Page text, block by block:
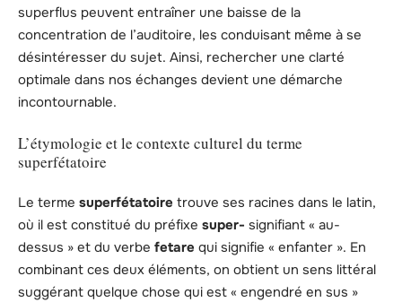
superflus peuvent entraîner une baisse de la
concentration de l’auditoire, les conduisant même à se
désintéresser du sujet. Ainsi, rechercher une clarté
optimale dans nos échanges devient une démarche
incontournable.
L’étymologie et le contexte culturel du terme
superfétatoire
Le terme superfétatoire trouve ses racines dans le latin,
où il est constitué du préfixe super- signifiant « au-
dessus » et du verbe fetare qui signifie « enfanter ». En
combinant ces deux éléments, on obtient un sens littéral
suggérant quelque chose qui est « engendré en sus »